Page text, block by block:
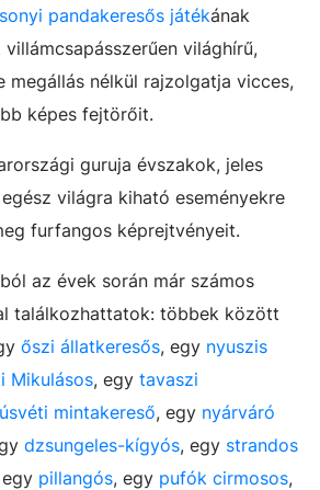
pandakeresős játékának
világhírű,
megállás nélkül rajzolgatja vicces,
képes fejtörőit.
guruja évszakok, jeles
világra kiható eseményekre
furfangos képrejtvényeit.
az évek során már számos
találkozhattatok: többek között
őszi állatkeresős, egy nyuszis
Mikulásos, egy tavaszi
mintakereső, egy nyárváró
dzsungeles-kígyós, egy strandos
egy pillangós, egy pufók cirmosos,